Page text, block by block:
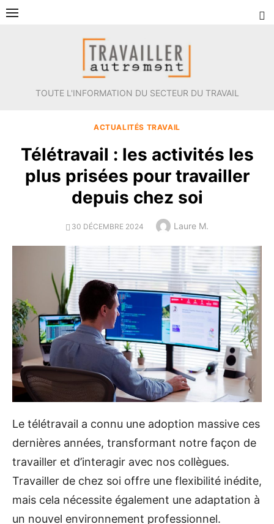
Aller
TOUTE L'INFORMATION DU SECTEUR DU TRAVAIL
ACTUALITÉS TRAVAIL
Télétravail : les activités les
plus prisées pour travailler
depuis chez soi
POSTED
30 DÉCEMBRE 2024 Author
Laure M.
Le télétravail a connu une adoption massive ces
dernières années, transformant notre façon de
travailler et d’interagir avec nos collègues.
Travailler de chez soi offre une flexibilité inédite,
mais cela nécessite également une adaptation à
un nouvel environnement professionnel.